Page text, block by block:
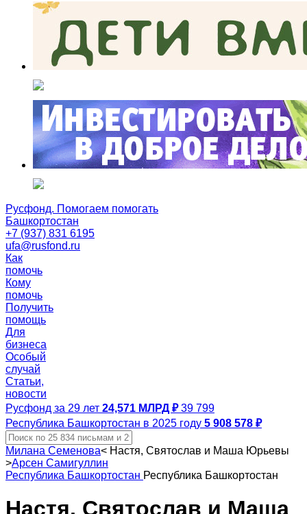
Русфонд. Помогаем помогать
Башкортостан
+7 (937) 831 6195
ufa@rusfond.ru
Как
помочь
Кому
помочь
Получить
помощь
Для
бизнеса
Особый
случай
Статьи,
новости
Русфонд за 29 лет 24,571 МЛРД ₽ 39 799
Республика Башкортостан в 2025 году 5 908 578 ₽
Милана Семенова< Настя, Святослав и Маша Юрьевы
>Арсен Самигуллин
Республика Башкортостан Республика Башкортостан
Настя, Святослав и Маша